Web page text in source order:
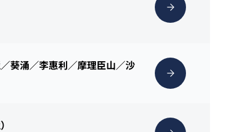
葵涌／李惠利／摩理臣山／沙